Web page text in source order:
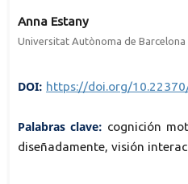
Anna Estany
Universitat Autònoma de Barcelona
DOI: https://doi.org/
Palabras clave: cognición
diseñadamente, visión